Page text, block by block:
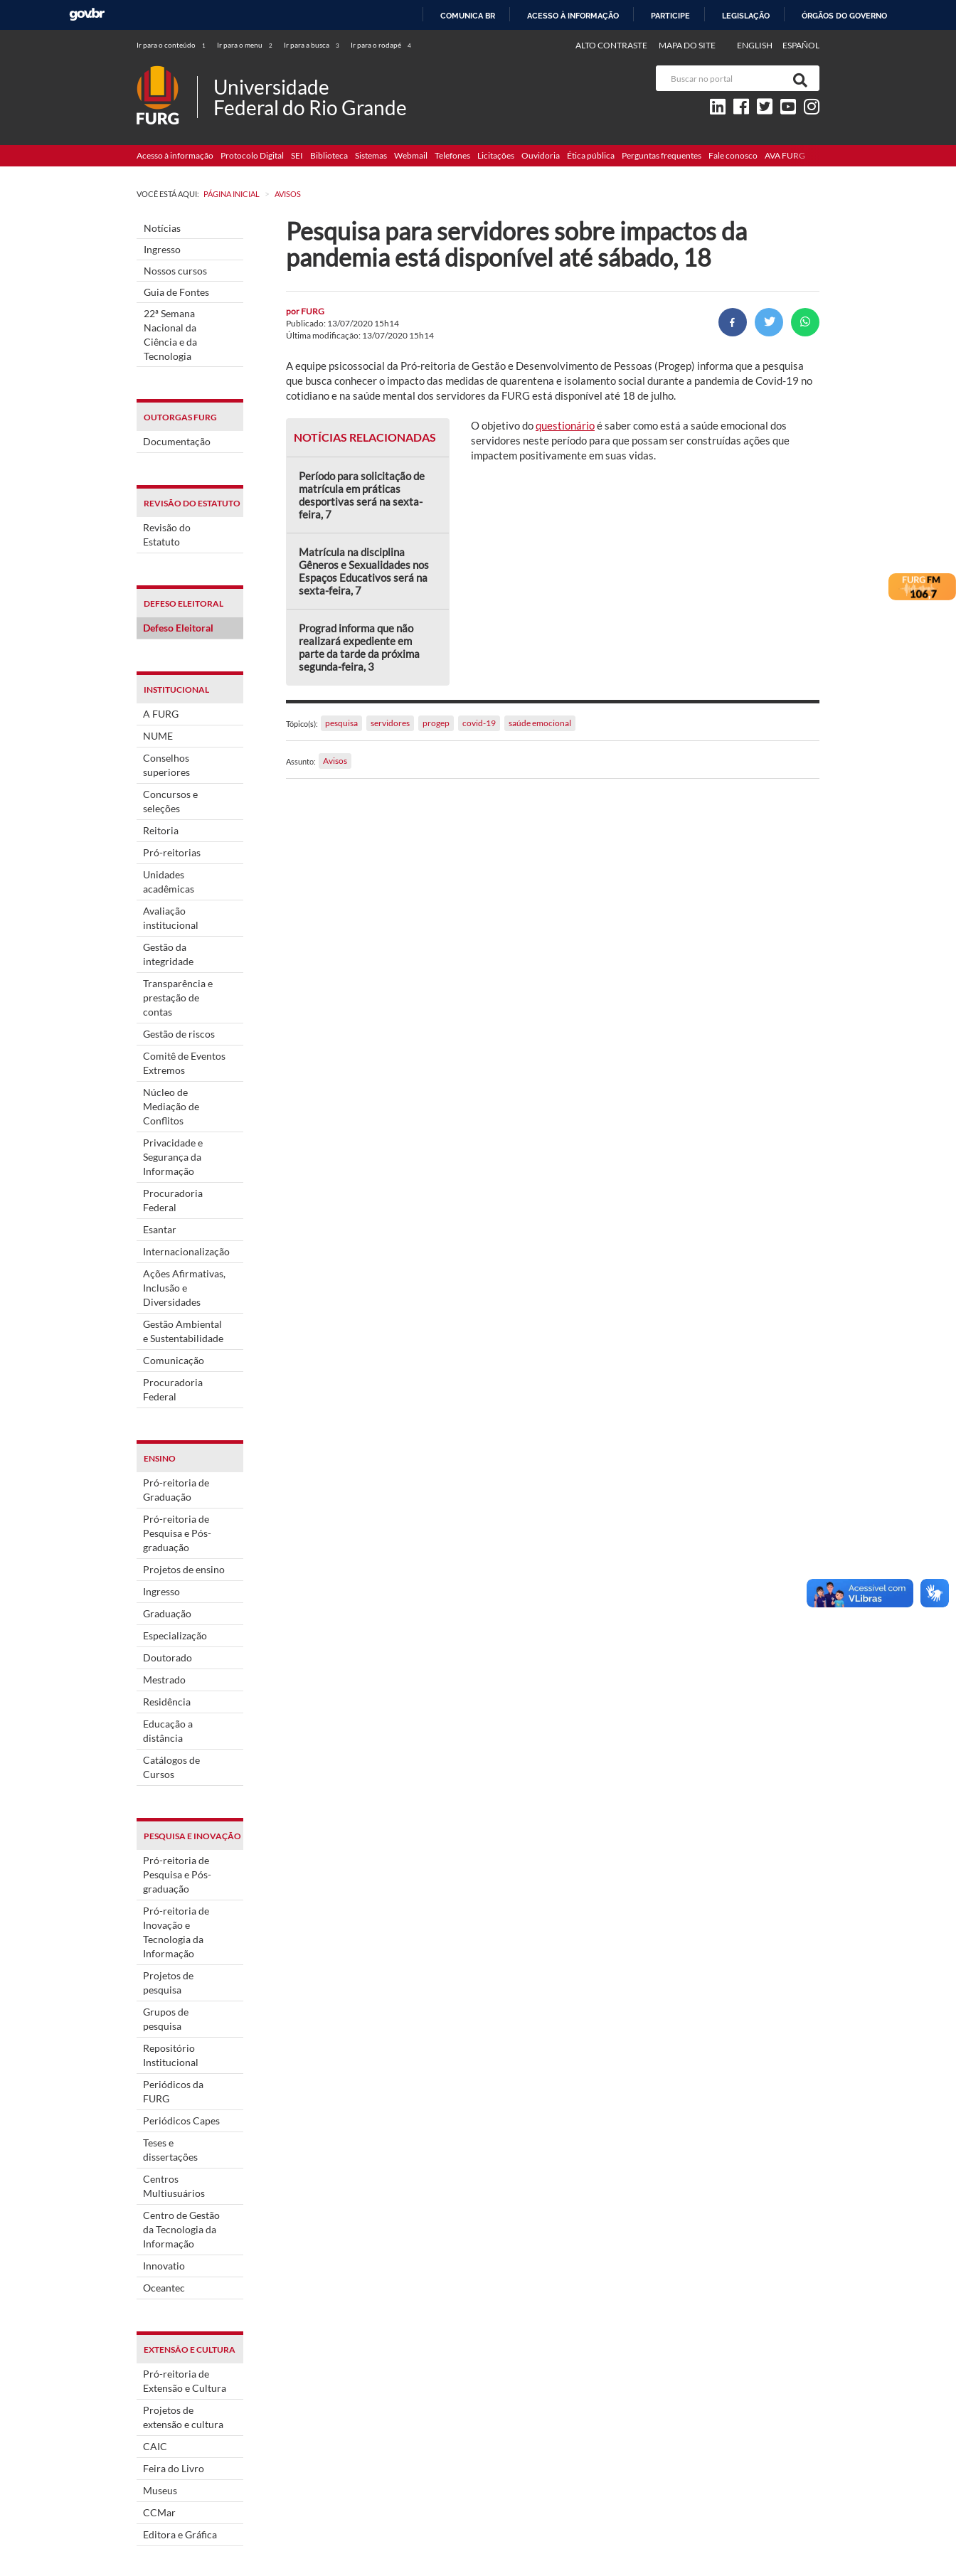
COMUNICA BR ACESSO À INFORMAÇÃO PARTICIPE LEGISLAÇÃO ÓRGÃOS DO GOVERNO
Ir para o conteúdo 1 Ir para o menu 2 Ir para a busca 3 Ir para o rodapé 4 ENGLISH ESPAÑOL
ALTO CONTRASTE MAPA DO SITE
Universidade
Federal do Rio Grande
Acesso à informação Protocolo Digital SEI Biblioteca Sistemas Webmail Telefones Licitações Ouvidoria Ética pública Perguntas frequentes Fale conosco AVA FURG
VOCÊ ESTÁ AQUI: PÁGINA INICIAL > AVISOS
Notícias
Ingresso
Nossos cursos
Guia de Fontes
22ª Semana
Nacional da
Ciência e da
Tecnologia
OUTORGAS FURG
Documentação
REVISÃO DO ESTATUTO
Revisão do
Estatuto
DEFESO ELEITORAL
Defeso Eleitoral
INSTITUCIONAL
A FURG
NUME
Conselhos
superiores
Concursos e
seleções
Reitoria
Pró-reitorias
Unidades
acadêmicas
Avaliação
institucional
Gestão da
integridade
Transparência e
prestação de
contas
Gestão de riscos
Comitê de Eventos
Extremos
Núcleo de
Mediação de
Conflitos
Privacidade e
Segurança da
Informação
Procuradoria
Federal
Esantar
Internacionalização
Ações Afirmativas,
Inclusão e
Diversidades
Gestão Ambiental
e Sustentabilidade
Comunicação
Procuradoria
Federal
ENSINO
Pró-reitoria de
Graduação
Pró-reitoria de
Pesquisa e Pós-
graduação
Projetos de ensino
Ingresso
Graduação
Especialização
Doutorado
Mestrado
Residência
Educação a
distância
Catálogos de
Cursos
PESQUISA E INOVAÇÃO
Pró-reitoria de
Pesquisa e Pós-
graduação
Pró-reitoria de
Inovação e
Tecnologia da
Informação
Projetos de
pesquisa
Grupos de
pesquisa
Repositório
Institucional
Periódicos da
FURG
Periódicos Capes
Teses e
dissertações
Centros
Multiusuários
Centro de Gestão
da Tecnologia da
Informação
Innovatio
Oceantec
EXTENSÃO E CULTURA
Pró-reitoria de
Extensão e Cultura
Projetos de
extensão e cultura
CAIC
Feira do Livro
Museus
CCMar
Editora e Gráfica
Pesquisa para servidores sobre impactos da
pandemia está disponível até sábado, 18
por FURG
Publicado: 13/07/2020 15h14
Última modificação: 13/07/2020 15h14
A equipe psicossocial da Pró-reitoria de Gestão e Desenvolvimento de Pessoas (Progep) informa que a pesquisa
que busca conhecer o impacto das medidas de quarentena e isolamento social durante a pandemia de Covid-19 no
cotidiano e na saúde mental dos servidores da FURG está disponível até 18 de julho.
NOTÍCIAS RELACIONADAS
Período para solicitação de
matrícula em práticas
desportivas será na sexta-
feira, 7
Matrícula na disciplina
Gêneros e Sexualidades nos
Espaços Educativos será na
sexta-feira, 7
Prograd informa que não
realizará expediente em
parte da tarde da próxima
segunda-feira, 3
O objetivo doquestionárioé saber como está a saúde emocional dos
servidores neste período para que possam ser construídas ações que
impactem positivamente em suas vidas.
Tópico(s): pesquisa servidores progep covid-19 saúde emocional
Assunto: Avisos